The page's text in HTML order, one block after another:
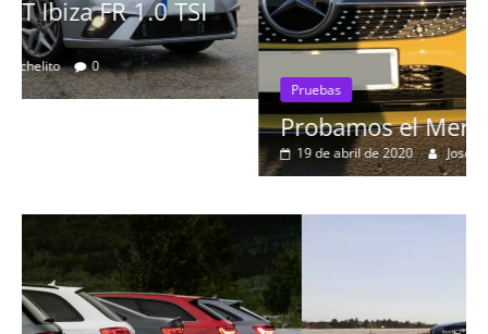
Pruebas
Probamos el Mercedes-Benz A200d
Joschelito 0